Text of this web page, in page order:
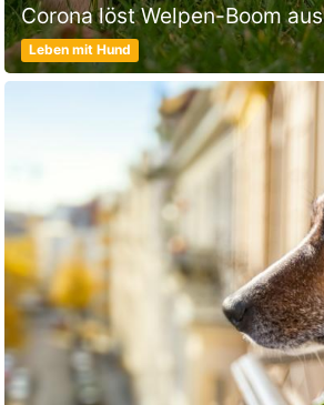
Corona löst Welpen-Boom aus
Leben mit Hund